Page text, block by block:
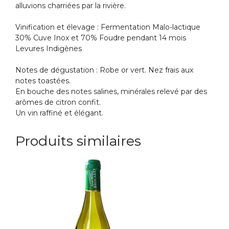
alluvions charriées par la rivière.
Vinification et élevage : Fermentation Malo-lactique
30% Cuve Inox et 70% Foudre pendant 14 mois
Levures Indigènes
Notes de dégustation : Robe or vert. Nez frais aux
notes toastées.
En bouche des notes salines, minérales relevé par des
arômes de citron confit.
Un vin raffiné et élégant.
Produits similaires